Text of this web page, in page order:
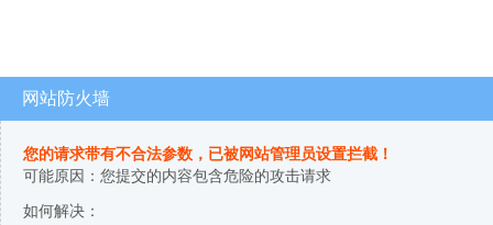
网站防火墙
您的请求带有不合法参数，已被网站管理员设置拦截！
可能原因：您提交的内容包含危险的攻击请求
如何解决：